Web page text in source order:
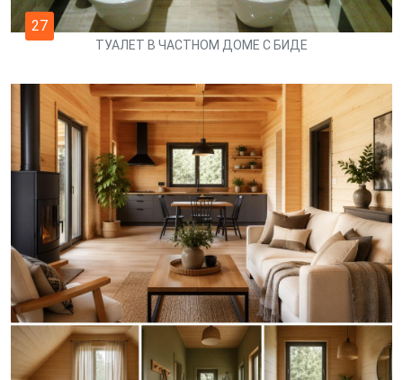
27
ТУАЛЕТ В ЧАСТНОМ ДОМЕ С БИДЕ